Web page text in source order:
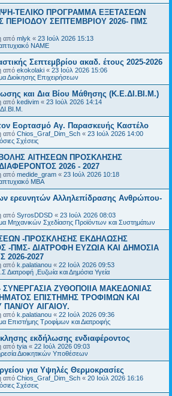
ΤΕΛΙΚΟ ΠΡΟΓΡΑΜΜΑ ΕΞΕΤΑΣΕΩΝ
ΠΕΡΙΟΔΟΥ ΣΕΠΤΕΜΒΡΙΟΥ 2026- ΠΜΣ
από mlyk « 23 Ιούλ 2026 15:13
ΝΑΜΕ
Σεπτεμβρίου ακαδ. έτους 2025-2026
από ekokolaki « 23 Ιούλ 2026 15:06
Διοίκησης Επιχειρήσεων
και Δια Βίου Μάθησης (Κ.Ε.ΔΙ.ΒΙ.Μ.)
από kedivim « 23 Ιούλ 2026 14:14
Εορτασμό Αγ. Παρασκευής Καστέλο
από Chios_Graf_Dim_Sch « 23 Ιούλ 2026 14:00
Σχέσεις
ΑΙΤΗΣΕΩΝ ΠΡΟΣΚΛΗΣΗΣ
2026 - 2027
από medide_gram « 23 Ιούλ 2026 10:18
MBA
ερευνητών Αλληλεπίδρασης Ανθρώπου-
από SyrosDDSD « 23 Ιούλ 2026 08:03
Μηχανικών Σχεδίασης Προϊόντων και Συστημάτων
-ΠΡΟΣΚΛΗΣΗΣ ΕΚΔΗΛΩΣΗΣ
-ΠΜΣ- ΔΙΑΤΡΟΦΗ ΕΥΖΩΙΑ ΚΑΙ ΔΗΜΟΣΙΑ
2026-2027
από k.palatianou « 22 Ιούλ 2026 09:53
Διατροφή ,Ευζωία και Δημόσια Υγεία
ΖΥΘΟΠΟΙΙΑ ΜΑΚΕΔΟΝΙΑΣ
ΕΠΙΣΤΗΜΗΣ ΤΡΟΦΙΜΩΝ ΚΑΙ
ΟΥ ΑΙΓΑΙΟΥ.
από k.palatianou « 22 Ιούλ 2026 09:36
Επιστήμης Τροφίμων και Διατροφής
εκδήλωσης ενδιαφέροντος
από tyia « 22 Ιούλ 2026 09:03
Διοικητικών Υποθέσεων
για Υψηλές Θερμοκρασίες
από Chios_Graf_Dim_Sch « 20 Ιούλ 2026 16:16
Σχέσεις